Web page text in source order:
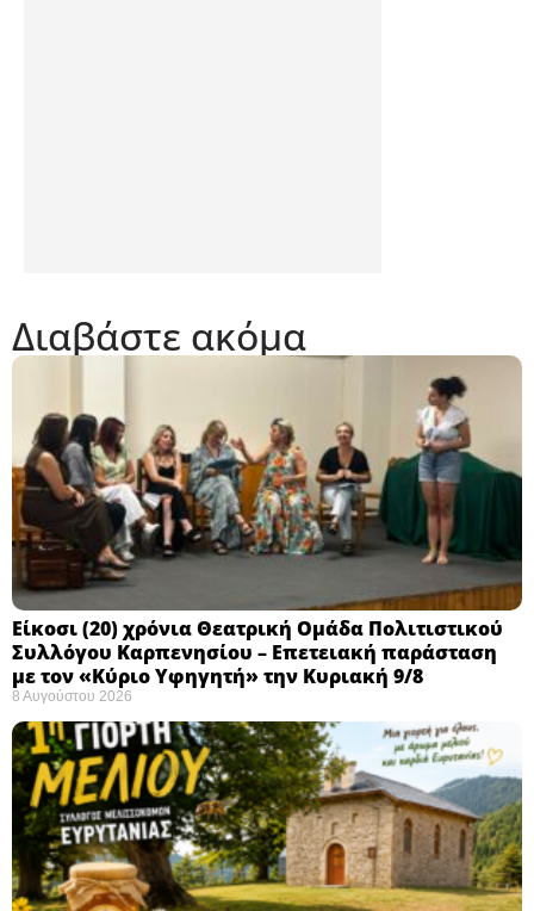
Διαβάστε ακόμα
Eίκοσι (20) χρόνια Θεατρική Ομάδα Πολιτιστικού
Συλλόγου Καρπενησίου – Επετειακή παράσταση
με τον «Κύριο Υφηγητή» την Κυριακή 9/8
8 Αυγούστου 2026